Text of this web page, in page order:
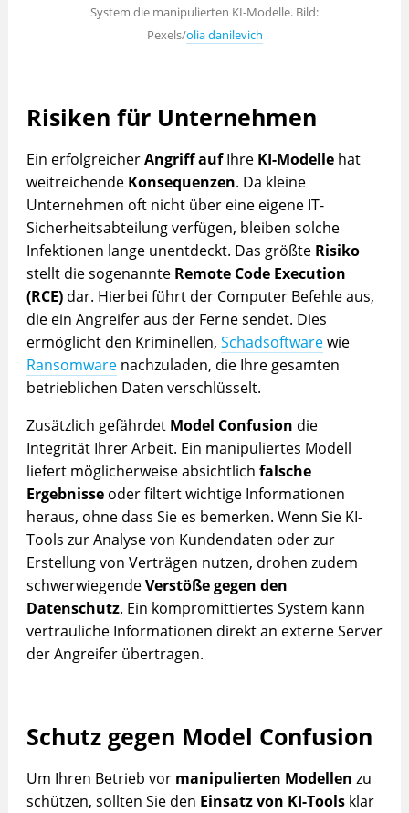
System die manipulierten KI-Modelle. Bild:
Pexels/olia danilevich
Risiken für Unternehmen
Ein erfolgreicherAngriff aufIhre KI-Modellehat
weitreichende Konsequenzen. Da kleine
Unternehmen oft nicht über eine eigene IT-
Sicherheitsabteilung verfügen, bleiben solche
Infektionen lange unentdeckt. Das größte Risiko
stellt die sogenannte Remote Code Execution
(RCE)dar. Hierbei führt der Computer Befehle aus,
die ein Angreifer aus der Ferne sendet. Dies
ermöglicht den Kriminellen, Schadsoftwarewie
Ransomwarenachzuladen, die Ihre gesamten
betrieblichen Daten verschlüsselt.
Zusätzlich gefährdet Model Confusion die
Integrität Ihrer Arbeit. Ein manipuliertes Modell
liefert möglicherweise absichtlich falsche
Ergebnisseoder filtert wichtige Informationen
heraus, ohne dass Sie es bemerken. Wenn Sie KI-
Tools zur Analyse von Kundendaten oder zur
Erstellung von Verträgen nutzen, drohen zudem
schwerwiegendeVerstöße gegen den
Datenschutz. Ein kompromittiertes System kann
vertrauliche Informationen direkt an externe Server
der Angreifer übertragen.
Schutz gegen Model Confusion
Um Ihren Betrieb vor manipulierten Modellen zu
schützen, sollten Sie den Einsatz von KI-Toolsklar